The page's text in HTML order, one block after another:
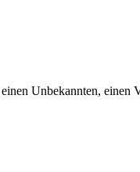
Unbekannten, einen